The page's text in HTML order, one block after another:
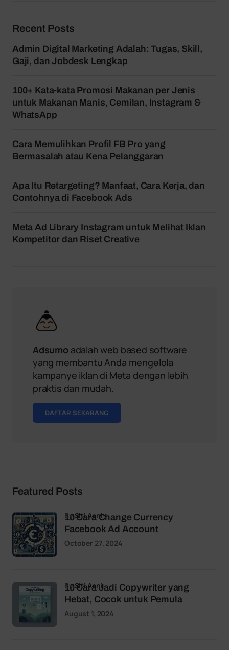
Recent Posts
Admin Digital Marketing Adalah: Tugas, Skill,
Gaji, dan Jobdesk Lengkap
100+ Kata-kata Promosi Makanan per Jenis
untuk Makanan Manis, Cemilan, Instagram &
WhatsApp
Cara Memulihkan Profil FB Pro yang
Bermasalah atau Kena Pelanggaran
Apa Itu Retargeting? Manfaat, Cara Kerja, dan
Contohnya di Facebook Ads
Meta Ad Library Instagram untuk Melihat Iklan
Kompetitor dan Riset Creative
Adsumo adalah web based software
yang membantu Anda mengelola
kampanye iklan di Meta dengan lebih
praktis dan mudah.
DAFTAR SEKARANG
Featured Posts
10 Cara Change Currency
Facebook Ad Account
bySiti Aeni
October 27, 2024
10 Cara Jadi Copywriter yang
Hebat, Cocok untuk Pemula
bySiti Aeni
August 1, 2024